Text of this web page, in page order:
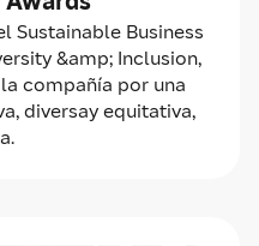
Sustainable Business
&amp; Inclusion,
compañía por una
diversay equitativa,